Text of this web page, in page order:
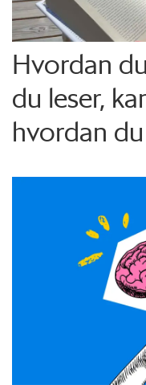
Hvordan
du leser,
hvordan